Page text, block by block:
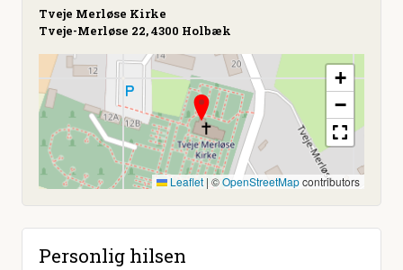
Tveje Merløse Kirke
Tveje-Merløse 22, 4300 Holbæk
+
−
Leaflet | ©OpenStreetMapcontributors
Personlig hilsen